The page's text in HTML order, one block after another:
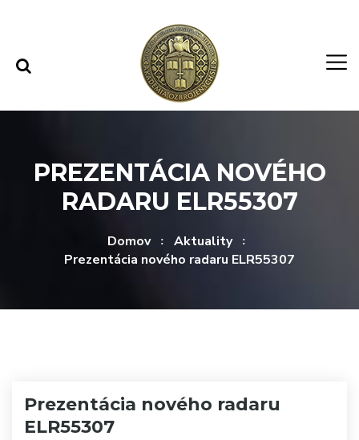
PREZENTÁCIA NOVÉHO
RADARU ELR55307
Domov
Aktuality
Prezentácia nového radaru ELR55307
Prezentácia nového radaru
ELR55307